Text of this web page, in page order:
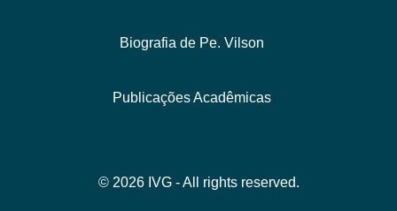
Biografia de Pe. Vilson
Publicações Acadêmicas
© 2026 IVG - All rights reserved.